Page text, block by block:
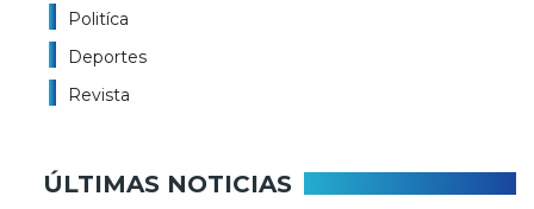
Politíca
Deportes
Revista
ÚLTIMAS NOTICIAS